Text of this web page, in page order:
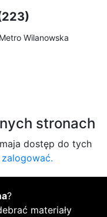
Wilanowska
stronach
dostęp do tych
?
materiały